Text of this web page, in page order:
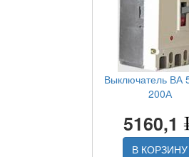
Выключатель ВА
200А
5160,1
В КОРЗИНУ